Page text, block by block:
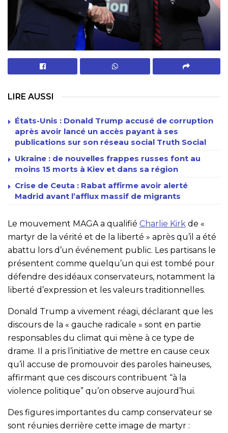
LIRE AUSSI
États-Unis : Donald Trump accusé de corruption
après avoir lancé un accès payant à ses
publications sur son réseau social Truth Social
Ukraine : de nouvelles frappes russes font au
moins 15 morts à Kiev et dans sa région
Crise de Ceuta : Rabat affirme avoir alerté
Madrid avant l’afflux massif de migrants
Le mouvement MAGA a qualifié Charlie Kirk de «
martyr de la vérité et de la liberté » après qu’il a été
abattu lors d’un événement public. Les partisans le
présentent comme quelqu’un qui est tombé pour
défendre des idéaux conservateurs, notamment la
liberté d’expression et les valeurs traditionnelles.
Donald Trump a vivement réagi, déclarant que les
discours de la « gauche radicale » sont en partie
responsables du climat qui mène à ce type de
drame. Il a pris l’initiative de mettre en cause ceux
qu’il accuse de promouvoir des paroles haineuses,
affirmant que ces discours contribuent “à la
violence politique” qu’on observe aujourd’hui.
Des figures importantes du camp conservateur se
sont réunies derrière cette image de martyr :